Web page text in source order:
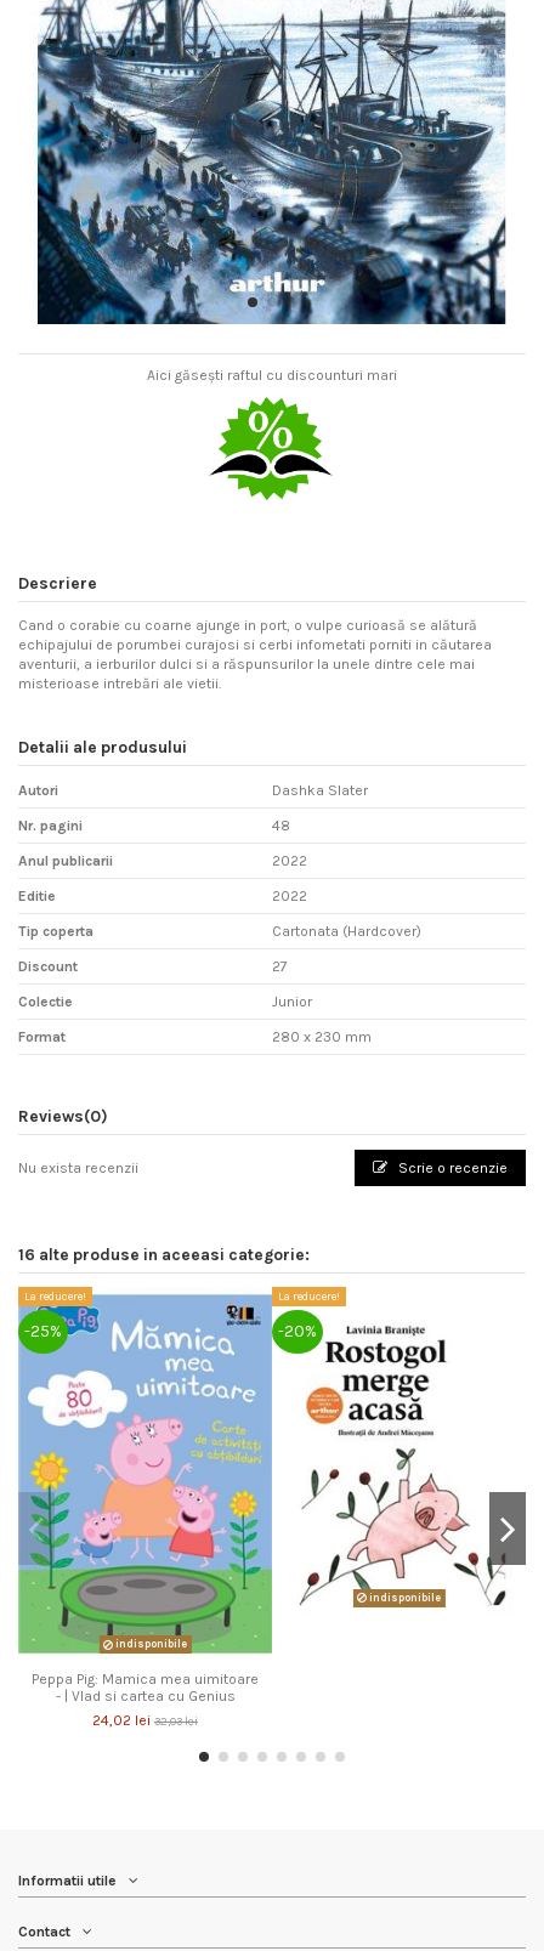
Aici găsești raftul cu discounturi mari
Descriere
Cand o corabie cu coarne ajunge in port, o vulpe curioasă se alătură
echipajului de porumbei curajosi si cerbi infometati porniti in căutarea
aventurii, a ierburilor dulci si a răspunsurilor la unele dintre cele mai
misterioase intrebări ale vietii.
Detalii ale produsului
Autori Dashka Slater
Nr. pagini 48
Anul publicarii 2022
Editie 2022
Tip coperta Cartonata (Hardcover)
Discount 27
Colectie Junior
Format 280 x 230 mm
Reviews(0)
Nu exista recenzii Scrie o recenzie
16 alte produse in aceeasi categorie:
La reducere!
-25%
indisponibile
Peppa Pig: Mamica mea uimitoare
- | Vlad si cartea cu Genius
24,02 lei 32,03 lei
La reducere!
-20%
indisponibile
Informatii utile
Contact